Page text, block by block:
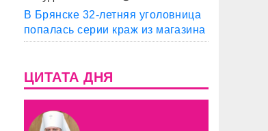
В Брянске 32-летняя уголовница
попалась серии краж из магазина
ЦИТАТА ДНЯ